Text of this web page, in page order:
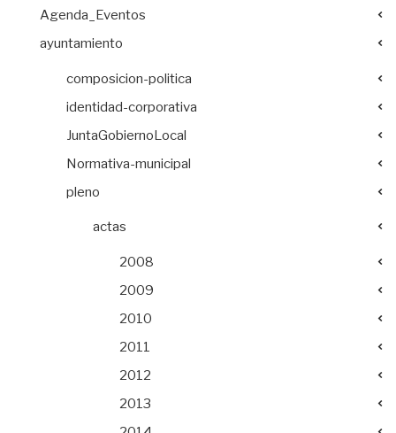
Agenda_Eventos
ayuntamiento
composicion-politica
identidad-corporativa
JuntaGobiernoLocal
Normativa-municipal
pleno
actas
2008
2009
2010
2011
2012
2013